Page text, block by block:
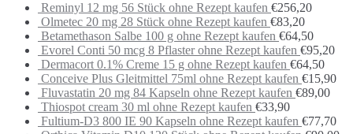
Reminyl 12 mg 56 Stück ohne Rezept kaufen €256,20
Olmetec 20 mg 28 Stück ohne Rezept kaufen €83,20
Betamethason Salbe 100 g ohne Rezept kaufen €64,50
Evorel Conti 50 mcg 8 Pflaster ohne Rezept kaufen €95,20
Dermacort 0.1% Creme 15 g ohne Rezept kaufen €64,50
Conceive Plus Gleitmittel 75ml ohne Rezept kaufen €15,90
Fluvastatin 20 mg 84 Kapseln ohne Rezept kaufen €89,00
Thiospot cream 30 ml ohne Rezept kaufen €33,90
Fultium-D3 800 IE 90 Kapseln ohne Rezept kaufen €77,70